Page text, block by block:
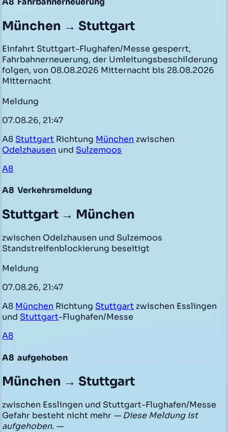
München → Stuttgart
Einfahrt Stuttgart-Flughafen/Messe gesperrt,
Fahrbahnerneuerung, der Umleitungsbeschilderung
folgen, von 08.08.2026 Mitternacht bis 28.08.2026
Mitternacht
Meldung
07.08.26, 21:47
A8 Stuttgart Richtung München zwischen
Odelzhausen und Sulzemoos
A8
A8 Verkehrsmeldung
Stuttgart → München
zwischen Odelzhausen und Sulzemoos
Standstreifenblockierung beseitigt
Meldung
07.08.26, 21:47
A8 München Richtung Stuttgart zwischen Esslingen
und Stuttgart-Flughafen/Messe
A8
A8 aufgehoben
München → Stuttgart
zwischen Esslingen und Stuttgart-Flughafen/Messe
Gefahr besteht nicht mehr — Diese Meldung ist
aufgehoben. —